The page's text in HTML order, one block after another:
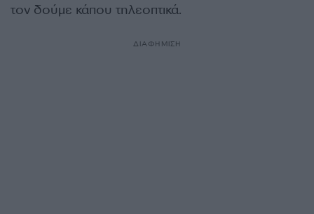
τον δούμε κάπου τηλεοπτικά.
ΔΙΑΦΗΜΙΣΗ